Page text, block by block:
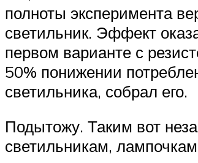
полноты эксперимента
светильник. Эффект
первом варианте с
50% понижении
светильника, собрал его.
Подытожу. Таким вот
светильникам,